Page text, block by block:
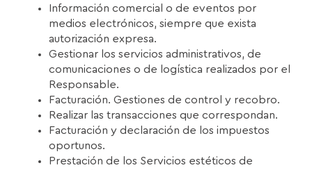
Información comercial o de eventos por
medios electrónicos, siempre que exista
autorización expresa.
Gestionar los servicios administrativos, de
comunicaciones o de logística realizados por el
Responsable.
Facturación. Gestiones de control y recobro.
Realizar las transacciones que correspondan.
Facturación y declaración de los impuestos
oportunos.
Prestación de los Servicios estéticos de